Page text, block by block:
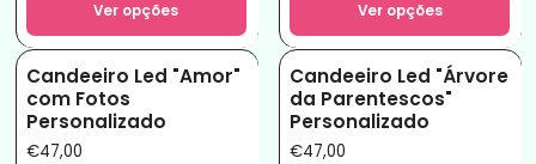
Ver opções Ver opções
Candeeiro Led "Amor"
com Fotos
Personalizado
€47,00
Candeeiro Led "Árvore
da Parentescos"
Personalizado
€47,00